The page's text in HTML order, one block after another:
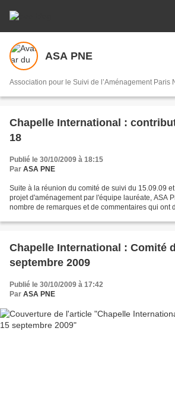
ASA PNE
Association pour le Suivi de l’Aménagement Paris
Chapelle International :
18
Publié le 30/10/2009 à 18:15
Par ASA PNE
Suite à la réunion du comité de suivi du 15.09.09
projet d'aménagement par l'équipe lauréate, ASA
nombre de remarques et de commentaires qui ont
Chapelle International : Comité
septembre 2009
Publié le 30/10/2009 à 17:42
Par ASA PNE